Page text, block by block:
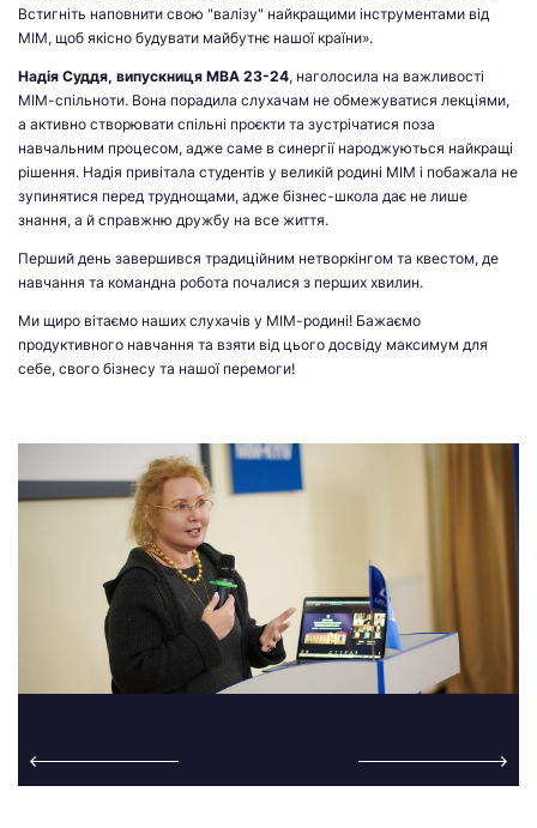
Встигніть наповнити свою "валізу" найкращими інструментами від
МІМ, щоб якісно будувати майбутнє нашої країни».
Надія Суддя, випускниця МВА 23-24, наголосила на важливості
МІМ-спільноти. Вона порадила слухачам не обмежуватися лекціями,
а активно створювати спільні проєкти та зустрічатися поза
навчальним процесом, адже саме в синергії народжуються найкращі
рішення. Надія привітала студентів у великій родині МІМ і побажала не
зупинятися перед труднощами, адже бізнес-школа дає не лише
знання, а й справжню дружбу на все життя.
Перший день завершився традиційним нетворкінгом та квестом, де
навчання та командна робота почалися з перших хвилин.
Ми щиро вітаємо наших слухачів у МІМ-родині! Бажаємо
продуктивного навчання та взяти від цього досвіду максимум для
себе, свого бізнесу та нашої перемоги!